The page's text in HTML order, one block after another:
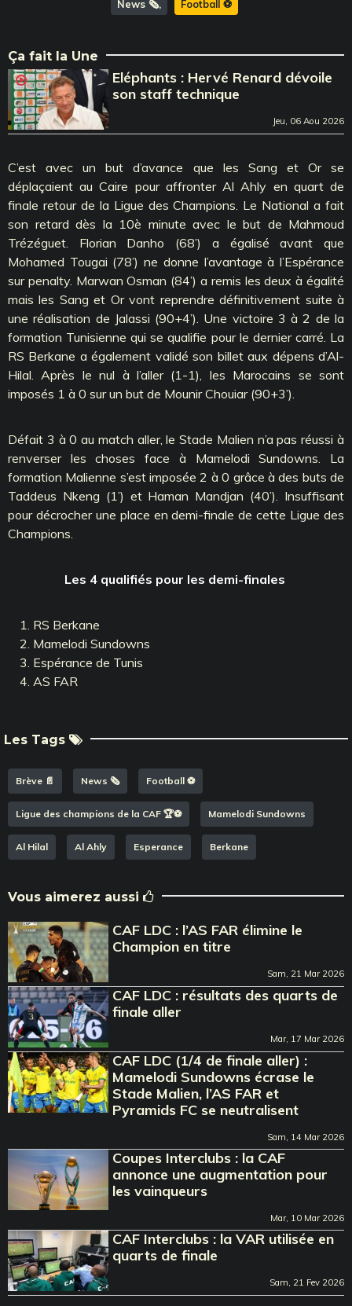
News 🗞️ Football ⚽️
Ça fait la Une
Eléphants : Hervé Renard dévoile
son staff technique
Jeu, 06 Aou 2026
C’est avec un but d’avance que les Sang et Or se
déplaçaient au Caire pour affronter Al Ahly en quart de
finale retour de la Ligue des Champions. Le National a fait
son retard dès la 10è minute avec le but de Mahmoud
Trézéguet. Florian Danho (68’) a égalisé avant que
Mohamed Tougai (78’) ne donne l’avantage à l’Espérance
sur penalty. Marwan Osman (84’) a remis les deux à égalité
mais les Sang et Or vont reprendre définitivement suite à
une réalisation de Jalassi (90+4’). Une victoire 3 à 2 de la
formation Tunisienne qui se qualifie pour le dernier carré. La
RS Berkane a également validé son billet aux dépens d’Al-
Hilal. Après le nul à l’aller (1-1), les Marocains se sont
imposés 1 à 0 sur un but de Mounir Chouiar (90+3’).
Défait 3 à 0 au match aller, le Stade Malien n’a pas réussi à
renverser les choses face à Mamelodi Sundowns. La
formation Malienne s’est imposée 2 à 0 grâce à des buts de
Taddeus Nkeng (1’) et Haman Mandjan (40’). Insuffisant
pour décrocher une place en demi-finale de cette Ligue des
Champions.
Les 4 qualifiés pour les demi-finales
RS Berkane
Mamelodi Sundowns
Espérance de Tunis
AS FAR
Les Tags
Brève 📄 News 🗞️ Football ⚽️
Ligue des champions de la CAF 🏆⚽️ Mamelodi Sundowns
Al Hilal Al Ahly Esperance Berkane
Vous aimerez aussi
CAF LDC : l’AS FAR élimine le
Champion en titre
Sam, 21 Mar 2026
CAF LDC : résultats des quarts de
finale aller
Mar, 17 Mar 2026
CAF LDC (1/4 de finale aller) :
Mamelodi Sundowns écrase le
Stade Malien, l’AS FAR et
Pyramids FC se neutralisent
Sam, 14 Mar 2026
Coupes Interclubs : la CAF
annonce une augmentation pour
les vainqueurs
Mar, 10 Mar 2026
CAF Interclubs : la VAR utilisée en
quarts de finale
Sam, 21 Fev 2026